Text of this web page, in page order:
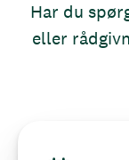
Har du
eller